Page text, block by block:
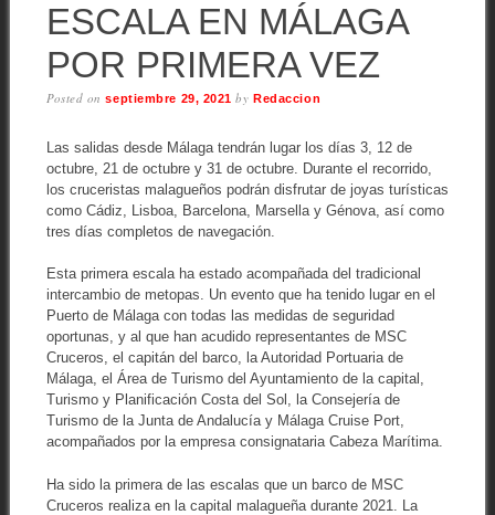
ESCALA EN MÁLAGA
POR PRIMERA VEZ
Posted onseptiembre 29, 2021 byRedaccion
Las salidas desde Málaga tendrán lugar los días 3, 12 de
octubre, 21 de octubre y 31 de octubre. Durante el recorrido,
los cruceristas malagueños podrán disfrutar de joyas turísticas
como Cádiz, Lisboa, Barcelona, Marsella y Génova, así como
tres días completos de navegación.
Esta primera escala ha estado acompañada del tradicional
intercambio de metopas. Un evento que ha tenido lugar en el
Puerto de Málaga con todas las medidas de seguridad
oportunas, y al que han acudido representantes de MSC
Cruceros, el capitán del barco, la Autoridad Portuaria de
Málaga, el Área de Turismo del Ayuntamiento de la capital,
Turismo y Planificación Costa del Sol, la Consejería de
Turismo de la Junta de Andalucía y Málaga Cruise Port,
acompañados por la empresa consignataria Cabeza Marítima.
Ha sido la primera de las escalas que un barco de MSC
Cruceros realiza en la capital malagueña durante 2021. La